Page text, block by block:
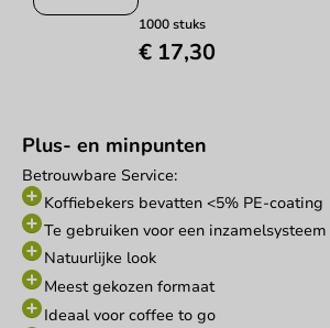
Plus- en minpunten
Betrouwbare Service:
Koffiebekers bevatten <5% PE-coating
Te gebruiken voor een inzamelsysteem
Natuurlijke look
Meest gekozen formaat
Ideaal voor coffee to go
1000 stuks
€ 17,30